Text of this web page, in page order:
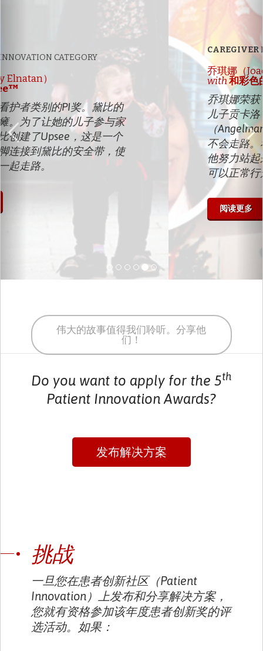
INNOVATION CATEGORY
乔琪娜（Joaquina Teixeira）
with
乔琪娜荣获了看护者类别的PI奖。她的
儿子贡卡洛（Gonçalo）患有安格曼
（Angelman）综合症。医生说他永远
不会走路。看到空中的彩色氦气气球，
他努力站起来接触到他们。如今他已经
可以正常行走了。
伟大的故事值得我们聆听。分享他
们！
Do you want to apply for the 5th
Patient Innovation Awards?
发布解决方案
挑战
一旦您在患者创新社区（Patient
Innovation）上发布和分享解决方案，
您就有资格参加该年度患者创新奖的评
选活动。如果：